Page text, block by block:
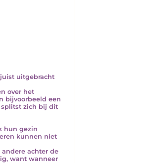
uitgebracht
over het
bijvoorbeeld een
splitst zich bij dit
hun gezin
kunnen niet
achter de
want wanneer